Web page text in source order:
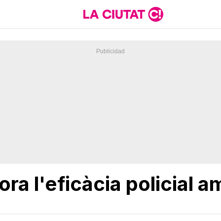
l'eficàcia policial